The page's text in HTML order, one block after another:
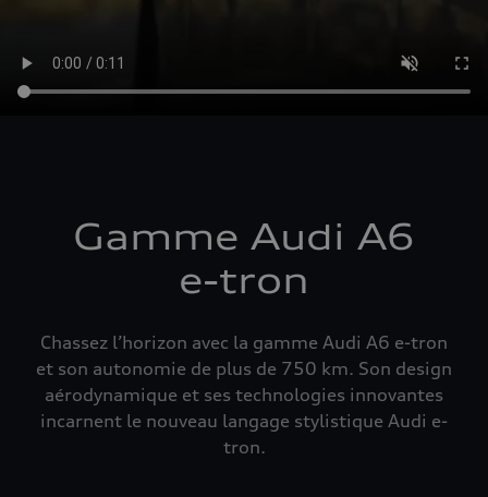
Gamme Audi A6
e-tron
Chassez l’horizon avec la gamme Audi A6 e-tron
et son autonomie de plus de 750 km. Son design
aérodynamique et ses technologies innovantes
incarnent le nouveau langage stylistique Audi e-
tron.